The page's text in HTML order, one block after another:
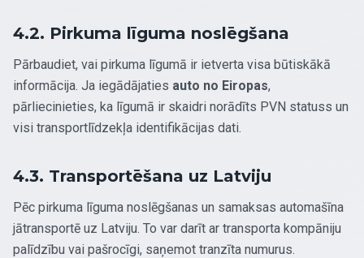
4.2. Pirkuma līguma noslēgšana
Pārbaudiet, vai pirkuma līgumā ir ietverta visa būtiskākā
informācija. Ja iegādājaties auto no Eiropas,
pārliecinieties, ka līgumā ir skaidri norādīts PVN statuss un
visi transportlīdzekļa identifikācijas dati.
4.3. Transportēšana uz Latviju
Pēc pirkuma līguma noslēgšanas un samaksas automašīna
jātransportē uz Latviju. To var darīt ar transporta kompāniju
palīdzību vai pašrocīgi, saņemot tranzīta numurus.